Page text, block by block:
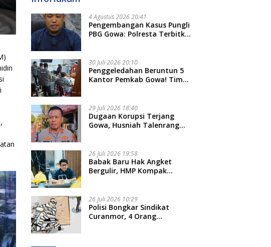
4 Agustus 2026 20:41
Pengembangan Kasus Pungli
PBG Gowa: Polresta Terbitkan
30 Juli 2026 20:10
Penggeledahan Beruntun 5
Kantor Pemkab Gowa! Tim
Rp16 Miliar
29 Juli 2026 18:40
Dugaan Korupsi Terjang
Gowa, Husniah Talenrang
26 Juli 2026 19:58
​Babak Baru Hak Angket
Bergulir, HMP Kompak
26 Juli 2026 10:29
Polisi Bongkar Sindikat
Curanmor, 4 Orang